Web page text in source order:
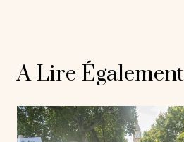
A Lire Également